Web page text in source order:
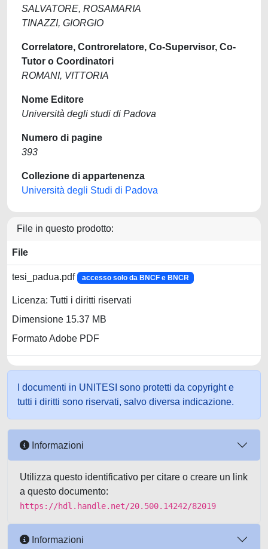
SALVATORE, ROSAMARIA
TINAZZI, GIORGIO
Correlatore, Controrelatore, Co-Supervisor, Co-
Tutor o Coordinatori
ROMANI, VITTORIA
Nome Editore
Università degli studi di Padova
Numero di pagine
393
Collezione di appartenenza
Università degli Studi di Padova
File in questo prodotto:
File
tesi_padua.pdf accesso solo da BNCF e BNCR
Licenza: Tutti i diritti riservati
Dimensione 15.37 MB
Formato Adobe PDF
I documenti in UNITESI sono protetti da copyright e
tutti i diritti sono riservati, salvo diversa indicazione.
Informazioni
Utilizza questo identificativo per citare o creare un link
a questo documento:
https://hdl.handle.net/20.500.14242/82019
Informazioni